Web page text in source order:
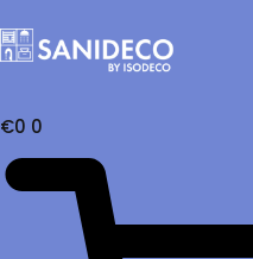
€0 0